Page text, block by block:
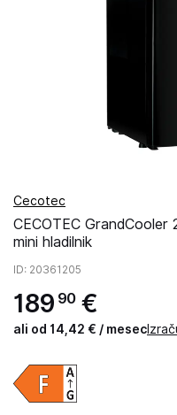
Cecotec
CECOTEC
mini hladilnik
ID: 20361205
189 90 €
ali od 14,42 € / mesec